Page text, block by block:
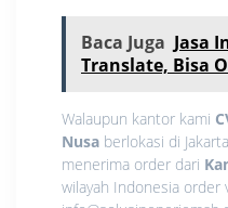
Baca Juga Jasa
Translate, Bisa
Walaupun kantor kami
Nusa berlokasi di
menerima order dari
wilayah Indonesia order